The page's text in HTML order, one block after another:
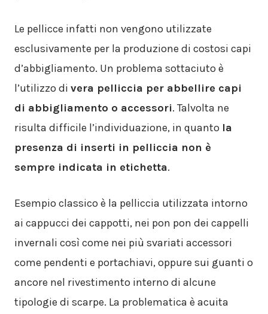
Le pellicce infatti non vengono utilizzate
esclusivamente per la produzione di costosi capi
d’abbigliamento. Un problema sottaciuto è
l’utilizzo di vera pelliccia per abbellire capi
di abbigliamento o accessori. Talvolta ne
risulta difficile l’individuazione, in quanto la
presenza di inserti in pelliccia non è
sempre indicata in etichetta.
Esempio classico è la pelliccia utilizzata intorno
ai cappucci dei cappotti, nei pon pon dei cappelli
invernali così come nei più svariati accessori
come pendenti e portachiavi, oppure sui guanti o
ancore nel rivestimento interno di alcune
tipologie di scarpe. La problematica è acuita